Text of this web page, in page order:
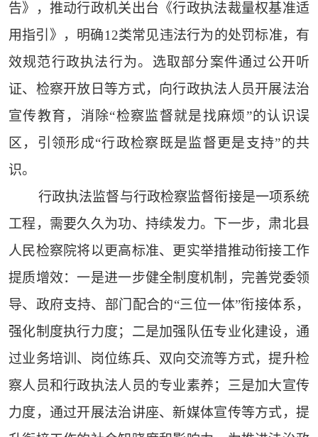
告》，推动行政机关出台《行政执法裁量权基准适
用指引》，明确12类常见违法行为的处罚标准，有
效规范行政执法行为。选取部分案件通过公开听
证、检察开放日等方式，向行政执法人员开展法治
宣传教育，消除“检察监督就是找麻烦”的认识误
区，引领形成“行政检察既是监督更是支持”的共
识。
行政执法监督与行政检察监督衔接是一项系统
工程，需要久久为功、持续发力。下一步，肃北县
人民检察院将以更高标准、更实举措推动衔接工作
提质增效：一是进一步健全制度机制，完善党委领
导、政府支持、部门配合的“三位一体”衔接体系，
强化制度执行力度；二是加强队伍专业化建设，通
过业务培训、岗位练兵、双向交流等方式，提升检
察人员和行政执法人员的专业素养；三是加大宣传
力度，通过开展法治讲座、新媒体宣传等方式，提